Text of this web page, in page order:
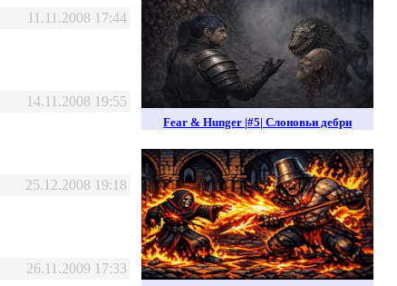
11.11.2008 17:44
14.11.2008 19:55
25.12.2008 19:18
26.11.2009 17:33
Fear & Hunger |#5| Слоновьи дебри